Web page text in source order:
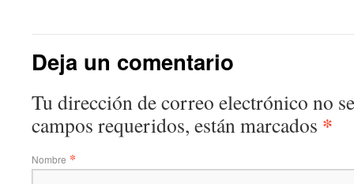
Deja un comentario
Tu dirección de correo electrónico no
campos requeridos, están marcados *
Nombre *